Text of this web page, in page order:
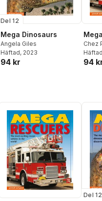
Del 12
Mega Dinosaurs
Angela Giles
Häftad, 2023
94 kr
Chez
Häftad
94
Del 12